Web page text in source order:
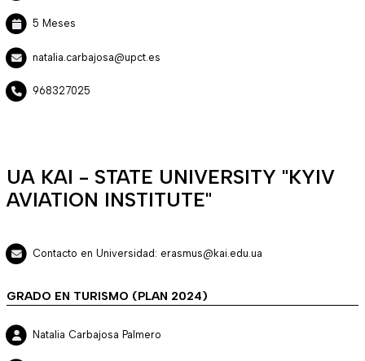
5 Meses
natalia.carbajosa@upct.es
968327025
UA KAI - STATE UNIVERSITY "KYIV
AVIATION INSTITUTE"
Contacto en Universidad: erasmus@kai.edu.ua
GRADO EN TURISMO (PLAN 2024)
Natalia Carbajosa Palmero